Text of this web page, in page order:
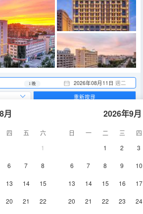
2026年08月11日 週二
1 晚
月
四 五
六
1
6 7 8
13 14 15
20 21 22
2026年9月
日 一 二 三
四
1
2 3
6 7 8 9 10
13 14 15 16 17
20 21 22 23 24
重新搜尋
空調